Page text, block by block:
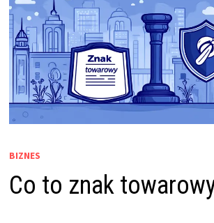
BIZNES
Co to znak